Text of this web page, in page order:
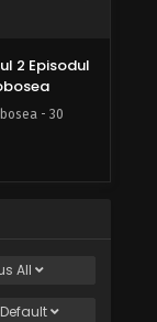
2 Episodul
- 30
2 Episodul
2 Episodul
All
Default